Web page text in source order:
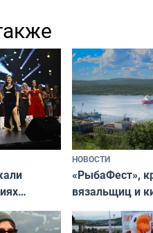
НОВОСТИ
«РыбаФест»,
вязальщиц и
мурманчан в